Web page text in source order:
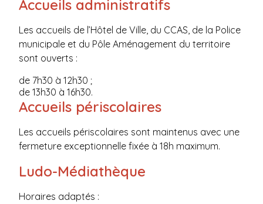
Accueils administratifs
Les accueils de l’Hôtel de Ville, du CCAS, de la Police
municipale et du Pôle Aménagement du territoire
sont ouverts :
de 7h30 à 12h30 ;
de 13h30 à 16h30.
Accueils périscolaires
Les accueils périscolaires sont maintenus avec une
fermeture exceptionnelle fixée à 18h maximum.
Ludo-Médiathèque
Horaires adaptés :